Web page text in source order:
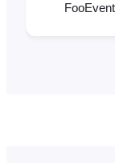
στο